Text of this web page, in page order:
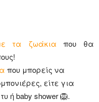
τα ζωάκια που θα
που μπορείς να
είτε για
ή baby shower 🦁.